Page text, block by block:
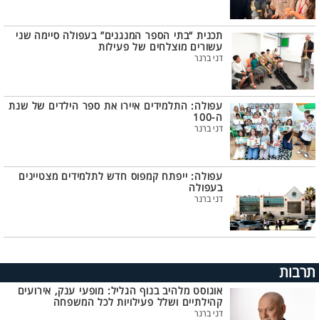
תכנית “בתי הספר המנגנים” בעפולה סיימה שני
עשורים מוצלחים של פעילות
דני ברנר
עפולה: התלמידים איירו את ספר הילדים של שנת
ה-100
דני ברנר
עפולה: ייפתח קמפוס חדש לתלמידים מצטיינים
בעפולה
דני ברנר
תרבות
אוגוסט מלהיב בנוף הגליל: מופעי ענק, אירועים
קהילתיים ושלל פעילויות לכל המשפחה
דני ברנר